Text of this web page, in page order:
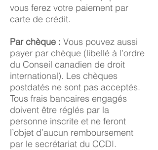
vous ferez votre paiement par
carte de crédit.
Par chèque : Vous pouvez aussi
payer par chèque (libellé à l’ordre
du Conseil canadien de droit
international). Les chèques
postdatés ne sont pas acceptés.
Tous frais bancaires engagés
doivent être réglés par la
personne inscrite et ne feront
l’objet d’aucun remboursement
par le secrétariat du CCDI.